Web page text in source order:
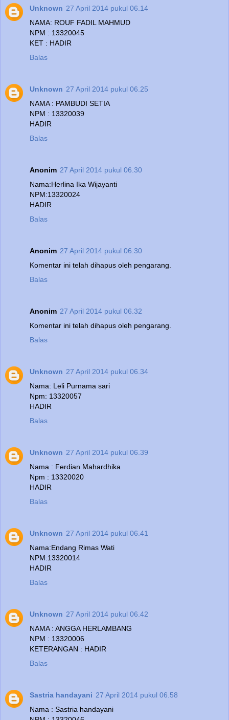
Unknown 27 April 2014 pukul 06.14
NAMA: ROUF FADIL MAHMUD
NPM : 13320045
KET : HADIR
Balas
Unknown 27 April 2014 pukul 06.25
NAMA : PAMBUDI SETIA
NPM : 13320039
HADIR
Balas
Anonim 27 April 2014 pukul 06.30
Nama:Herlina Ika Wijayanti
NPM:13320024
HADIR
Balas
Anonim 27 April 2014 pukul 06.30
Komentar ini telah dihapus oleh pengarang.
Balas
Anonim 27 April 2014 pukul 06.32
Komentar ini telah dihapus oleh pengarang.
Balas
Unknown 27 April 2014 pukul 06.34
Nama: Leli Purnama sari
Npm: 13320057
HADIR
Balas
Unknown 27 April 2014 pukul 06.39
Nama : Ferdian Mahardhika
Npm : 13320020
HADIR
Balas
Unknown 27 April 2014 pukul 06.41
Nama:Endang Rimas Wati
NPM:13320014
HADIR
Balas
Unknown 27 April 2014 pukul 06.42
NAMA : ANGGA HERLAMBANG
NPM : 13320006
KETERANGAN : HADIR
Balas
Sastria handayani 27 April 2014 pukul 06.58
Nama : Sastria handayani